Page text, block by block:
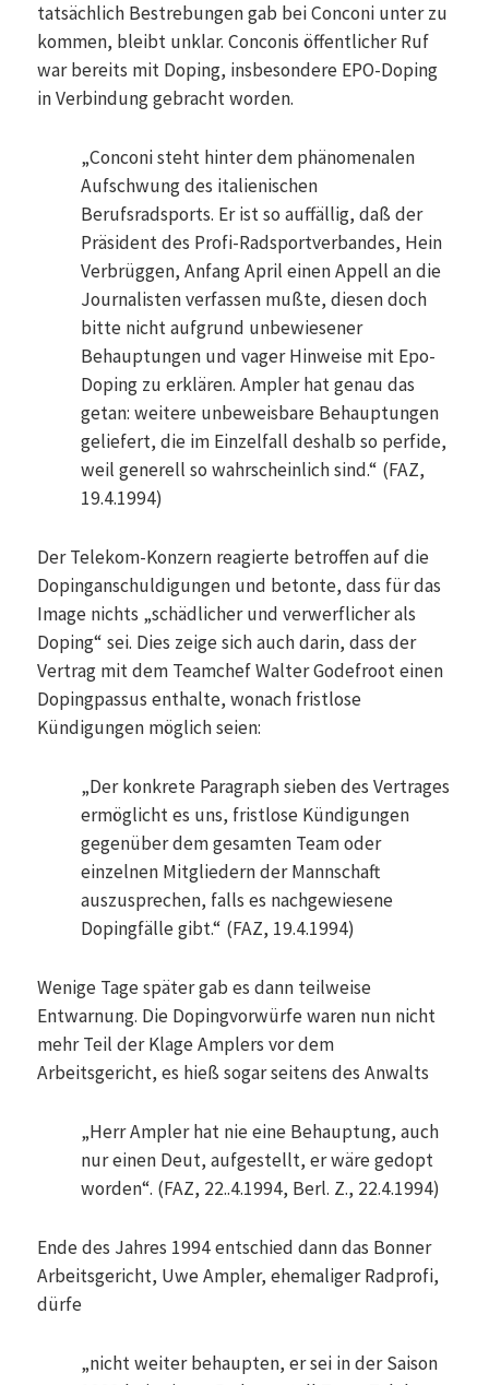
tatsächlich Bestrebungen gab bei Conconi unter zu
kommen, bleibt unklar. Conconis öffentlicher Ruf
war bereits mit Doping, insbesondere EPO-Doping
in Verbindung gebracht worden.
„Conconi steht hinter dem phänomenalen
Aufschwung des italienischen
Berufsradsports. Er ist so auffällig, daß der
Präsident des Profi-Radsportverbandes, Hein
Verbrüggen, Anfang April einen Appell an die
Journalisten verfassen mußte, diesen doch
bitte nicht aufgrund unbewiesener
Behauptungen und vager Hinweise mit Epo-
Doping zu erklären. Ampler hat genau das
getan: weitere unbeweisbare Behauptungen
geliefert, die im Einzelfall deshalb so perfide,
weil generell so wahrscheinlich sind.“ (FAZ,
19.4.1994)
Der Telekom-Konzern reagierte betroffen auf die
Dopinganschuldigungen und betonte, dass für das
Image nichts „schädlicher und verwerflicher als
Doping“ sei. Dies zeige sich auch darin, dass der
Vertrag mit dem Teamchef Walter Godefroot einen
Dopingpassus enthalte, wonach fristlose
Kündigungen möglich seien:
„Der konkrete Paragraph sieben des Vertrages
ermöglicht es uns, fristlose Kündigungen
gegenüber dem gesamten Team oder
einzelnen Mitgliedern der Mannschaft
auszusprechen, falls es nachgewiesene
Dopingfälle gibt.“ (FAZ, 19.4.1994)
Wenige Tage später gab es dann teilweise
Entwarnung. Die Dopingvorwürfe waren nun nicht
mehr Teil der Klage Amplers vor dem
Arbeitsgericht, es hieß sogar seitens des Anwalts
„Herr Ampler hat nie eine Behauptung, auch
nur einen Deut, aufgestellt, er wäre gedopt
worden“. (FAZ, 22..4.1994, Berl. Z., 22.4.1994)
Ende des Jahres 1994 entschied dann das Bonner
Arbeitsgericht, Uwe Ampler, ehemaliger Radprofi,
dürfe
„nicht weiter behaupten, er sei in der Saison